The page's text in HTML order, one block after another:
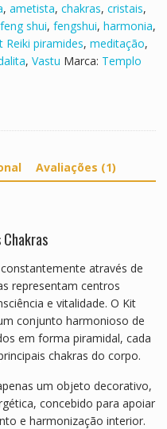
, ametista, chakras, cristais,
feng shui, fengshui, harmonia,
Reiki piramides, meditação,
, Vastu Marca: Templo
Avaliações (1)
através de
representam centros
e vitalidade. O Kit
conjunto harmonioso de
em forma piramidal, cada
chakras do corpo.
um objeto decorativo,
concebido para apoiar
e harmonização interior.